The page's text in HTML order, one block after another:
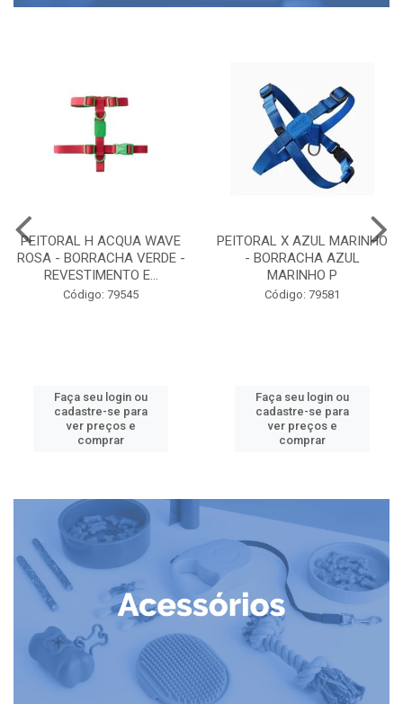
PEITORAL H ACQUA WAVE
ROSA - BORRACHA VERDE -
REVESTIMENTO E...
Código: 79545
Faça seu login ou
cadastre-se para
ver preços e
comprar
PEITORAL X AZUL MARINHO
- BORRACHA AZUL
MARINHO P
Código: 79581
Faça seu login ou
cadastre-se para
ver preços e
comprar